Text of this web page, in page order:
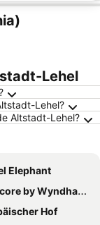
Lehel
Lehel?
Altstadt-Lehel?
Elephant
Wyndham Munich Messe
Hof